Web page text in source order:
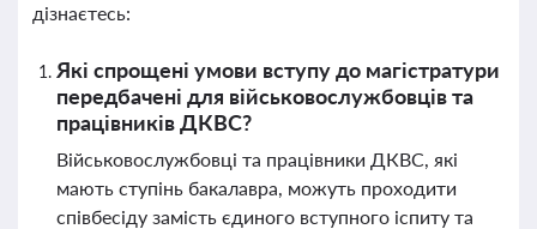
дізнаєтесь:
Які спрощені умови вступу до магістратури
передбачені для військовослужбовців та
працівників ДКВС?
Військовослужбовці та працівники ДКВС, які
мають ступінь бакалавра, можуть проходити
співбесіду замість єдиного вступного іспиту та